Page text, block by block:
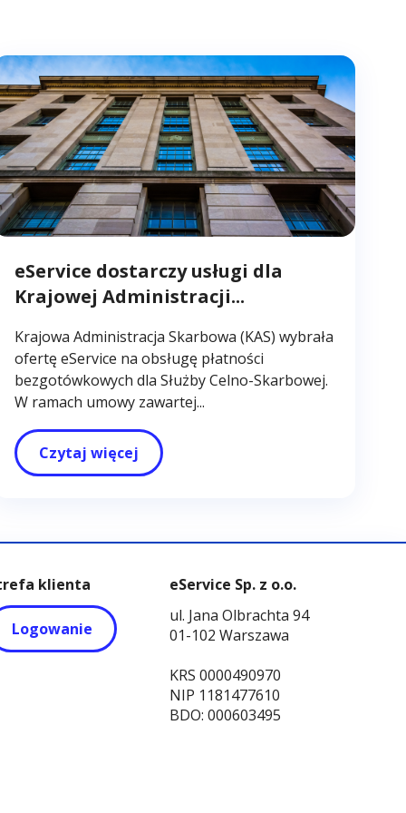
eService dostarczy usługi dla
Krajowej Administracji...
Krajowa Administracja Skarbowa (KAS) wybrała
ofertę eService na obsługę płatności
bezgotówkowych dla Służby Celno-Skarbowej.
W ramach umowy zawartej...
Czytaj więcej
klienta
Logowanie
eService Sp. z o.o.
ul. Jana Olbrachta 94
01-102 Warszawa
KRS 0000490970
NIP 1181477610
BDO: 000603495